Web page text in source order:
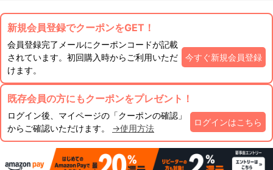
新規会員登録でクーポンをGET！
会員登録完了メールにクーポンコードが記載
されています。初回購入時からご利用いただ
けます。
今すぐ新規会員登録
既存会員の方にもクーポンをプレゼント！
ログイン後、マイページの「クーポンの確認」
からご確認いただけます。 →使用方法
ログインはこちら